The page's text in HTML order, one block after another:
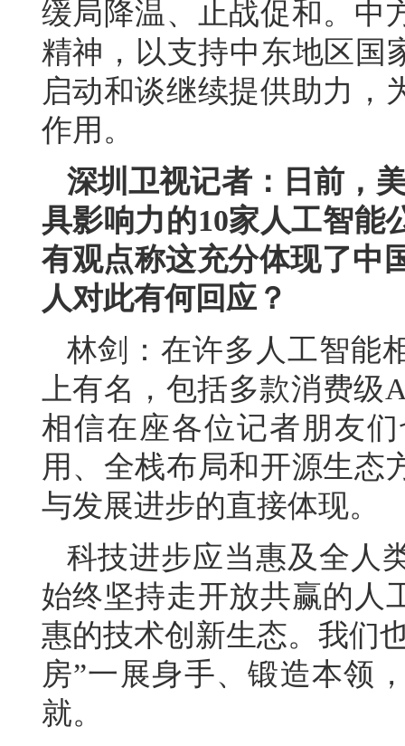
缓局降温、止战促和。中
精神，以支持中东地区国
启动和谈继续提供助力，
作用。
深圳卫视记者：日前，
具影响力的10家人工智能
有观点称这充分体现了中
人对此有何回应？
林剑：在许多人工智能
上有名，包括多款消费
相信在座各位记者朋友
用、全栈布局和开源生态
与发展进步的直接体现。
科技进步应当惠及全人
始终坚持走开放共赢的人
惠的技术创新生态。我们
房”一展身手、锻造本领
就。